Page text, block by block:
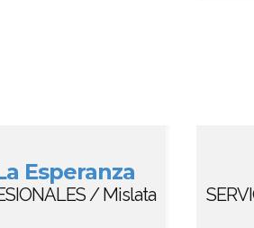
Esperanza
/ Mislata